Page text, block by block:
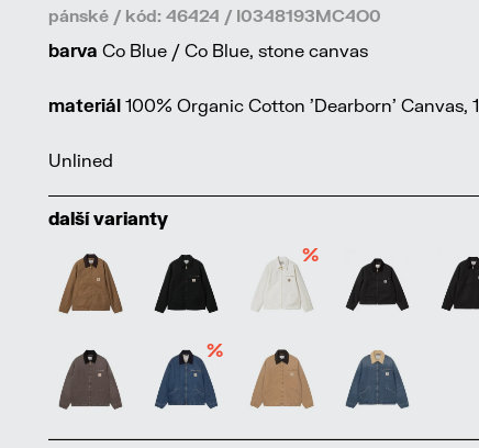
pánské / kód: 46424 / I0348193MC4O0
barva Co Blue / Co Blue, stone canvas
materiál 100% Organic Cotton 'Dearborn' Canvas, 1
Unlined
další varianty
%
%